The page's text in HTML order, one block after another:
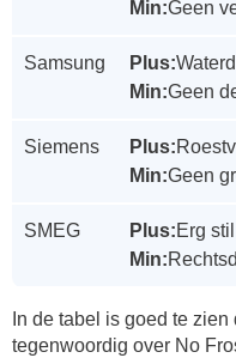
Min:Geen
Samsung Plus:
Min:Geen
Siemens Plus:
Min:Geen
SMEG Plus:Erg
Min:
In de tabel is goed te
tegenwoordig over No